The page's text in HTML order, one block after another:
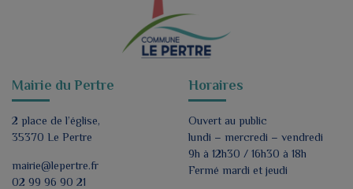
Mairie du Pertre
2 place de l’église,
35370 Le Pertre
mairie@lepertre.fr
02 99 96 90 21
Horaires
Ouvert au public
lundi – mercredi – vendredi
9h à 12h30 / 16h30 à 18h
Fermé mardi et jeudi